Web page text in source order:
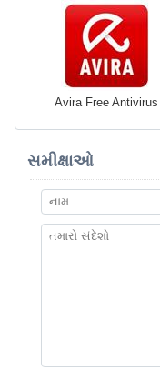
Avira Free Antivirus
સમીક્ષાઓ